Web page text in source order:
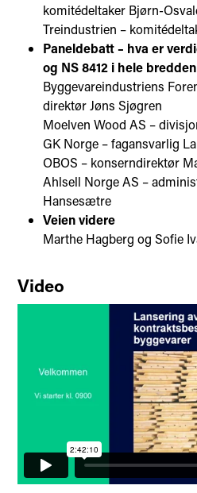
komitédeltaker Bjørn-
Treindustrien –
Paneldebatt – hva er
og NS 8412 i hele
Byggevareindustriens
direktør Jøns Sjøgren
Moelven Wood AS –
GK Norge – fagansvarlig
OBOS – konserndirektør
Ahlsell Norge AS –
Hansesætre
Veien videre
Marthe Hagberg og Sofie
Video